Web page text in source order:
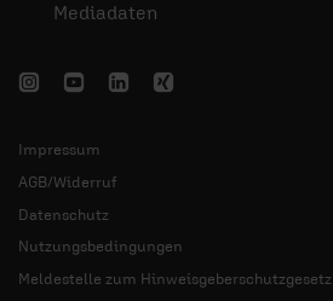
Mediadaten
Impressum
AGB/Widerruf
Datenschutz
Nutzungsbedingungen
Meldestelle zum Hinweisgeberschutzgesetz